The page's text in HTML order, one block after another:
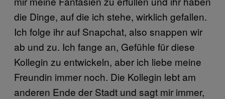
die Dinge, auf die ich stehe, wirklich gefallen.
Ich folge ihr auf Snapchat, also snappen wir
ab und zu. Ich fange an, Gefühle für diese
Kollegin zu entwickeln, aber ich liebe meine
Freundin immer noch. Die Kollegin lebt am
anderen Ende der Stadt und sagt mir immer,